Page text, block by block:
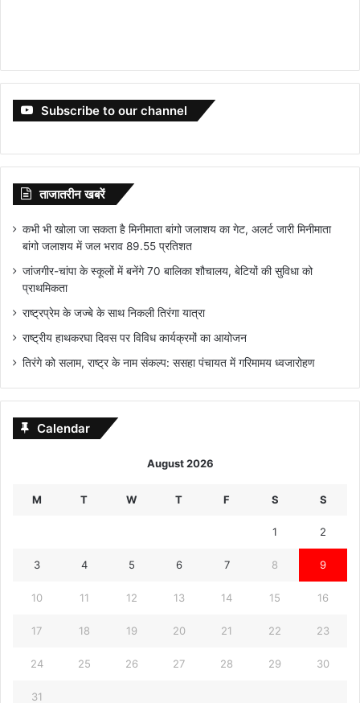
Subscribe to our channel
ताजातरीन खबरें
कभी भी खोला जा सकता है मिनीमाता बांगो जलाशय का गेट, अलर्ट जारी मिनीमाता
बांगो जलाशय में जल भराव 89.55 प्रतिशत
जांजगीर-चांपा के स्कूलों में बनेंगे 70 बालिका शौचालय, बेटियों की सुविधा को
प्राथमिकता
राष्ट्रप्रेम के जज्बे के साथ निकली तिरंगा यात्रा
राष्ट्रीय हाथकरघा दिवस पर विविध कार्यक्रमों का आयोजन
तिरंगे को सलाम, राष्ट्र के नाम संकल्प: ससहा पंचायत में गरिमामय ध्वजारोहण
Calendar
August 2026
M T W T F S S
1 2
3 4 5 6 7 8 9
10 11 12 13 14 15 16
17 18 19 20 21 22 23
24 25 26 27 28 29 30
31